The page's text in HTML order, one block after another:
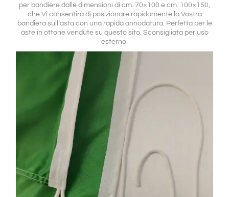
per bandiere dalle dimensioni di cm. 70×100 e cm. 100×150,
che Vi consentirà di posizionare rapidamente la Vostra
bandiera sull’asta con una rapida annodatura. Perfetta per le
aste in ottone vendute su questo sito. Sconsigliata per uso
esterno.